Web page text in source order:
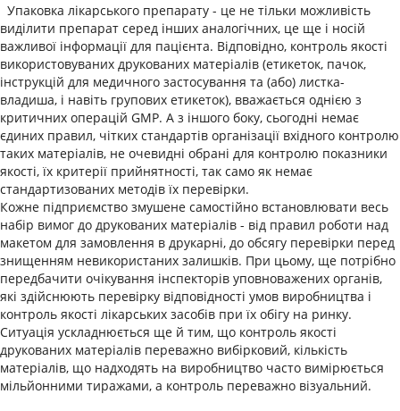
Упаковка лікарського препарату - це не тільки можливість
виділити препарат серед інших аналогічних, це ще і носій
важливої ​​інформації для пацієнта. Відповідно, контроль якості
використовуваних друкованих матеріалів (етикеток, пачок,
інструкцій для медичного застосування та (або) листка-
владиша, і навіть групових етикеток), вважається однією з
критичних операцій GMP. А з іншого боку, сьогодні немає
єдиних правил, чітких стандартів організації вхідного контролю
таких матеріалів, не очевидні обрані для контролю показники
якості, їх критерії прийнятності, так само як немає
стандартизованих методів їх перевірки.
Кожне підприємство змушене самостійно встановлювати весь
набір вимог до друкованих матеріалів - від правил роботи над
макетом для замовлення в друкарні, до обсягу перевірки перед
знищенням невикористаних залишків. При цьому, ще потрібно
передбачити очікування інспекторів уповноважених органів,
які здійснюють перевірку відповідності умов виробництва і
контроль якості лікарських засобів при їх обігу на ринку.
Ситуація ускладнюється ще й тим, що контроль якості
друкованих матеріалів переважно вибірковий, кількість
матеріалів, що надходять на виробництво часто вимірюється
мільйонними тиражами, а контроль переважно візуальний.